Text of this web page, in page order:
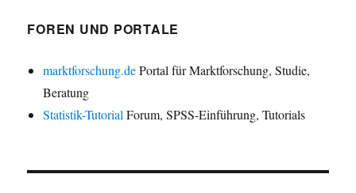
FOREN UND PORTALE
marktforschung.dePortal für Marktforschung, Studie,
Beratung
Statistik-Tutorial Forum, SPSS-Einführung, Tutorials